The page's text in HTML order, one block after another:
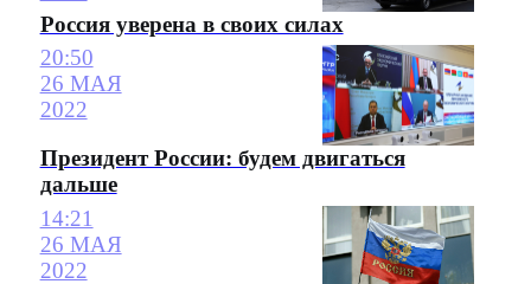
Россия уверена в своих силах
20:50
26 МАЯ
2022
Президент России: будем двигаться
дальше
14:21
26 МАЯ
2022